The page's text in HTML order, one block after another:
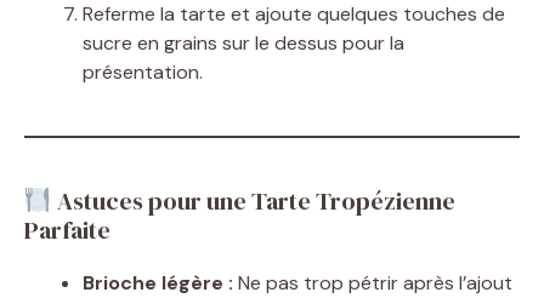
Referme la tarte et ajoute quelques touches de
sucre en grains sur le dessus pour la
présentation.
Astuces pour une Tarte Tropézienne
Parfaite
Brioche légère : Ne pas trop pétrir après l’ajout